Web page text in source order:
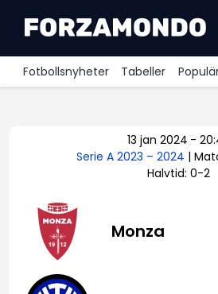
Fotbollsnyheter Tabeller
Premier League
Bundesliga
Serie A
13 jan 2024 -
Serie A 2023 – 2024 |
Halvtid: 0-2
Monza